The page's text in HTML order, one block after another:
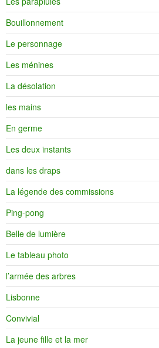
Bouillonnement
Le personnage
Les ménines
La désolation
les mains
En germe
Les deux instants
dans les draps
La légende des commissions
Ping-pong
Belle de lumière
Le tableau photo
l’armée des arbres
Lisbonne
Convivial
La jeune fille et la mer